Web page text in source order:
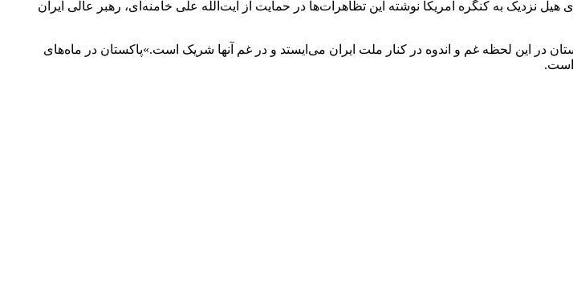
و بیش از ۱۲۰ نفر دیگر زخمی شدند. پایگاه خبری هیل نزدیک به کنگره آمریکا نوشته این تظاهرات‌ها در حمایت از آیت‌الله علی خامنه‌ای، رهبر عالی ایران
در این لحظه غم و اندوه در کنار ملت ایران می‌ایستد و در غم آنها شریک است.»پاکستان در ماه‌های
است.